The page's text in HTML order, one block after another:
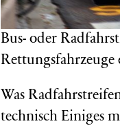
Bus- oder
Rettungsfahrzeuge
Was
technisch Einiges